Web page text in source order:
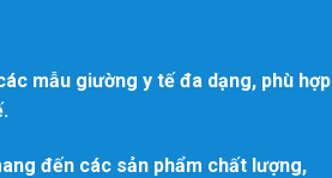
mẫu giường y tế đa dạng, phù hợp
đến các sản phẩm chất lượng,